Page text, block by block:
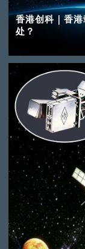
香港创科｜香
处？